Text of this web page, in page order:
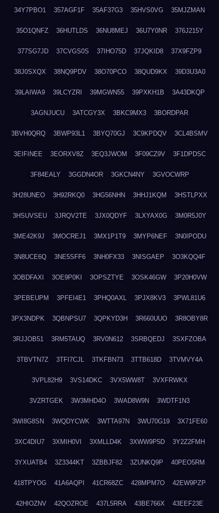
34Y7PBO1 357AGF1F 35AF37G3 35HVS0VG 35MJZMAN
35O1QNFZ 36HUTLDS 36NU8MEJ 36U7Y0NR 376J215Y
377SG7JD 37CVGS0S 37IHO75D 37JQKID8 37X9FZP9
38J0SXQX 38NQ9PDV 38O70PCO 38QUD9KX 39D3U3A0
39LAIWA9 39LCYZRI 39MGWN55 39PXKH1B 3A43DKQP
3AGNJUCU 3ATCGY3X 3BKC9MX3 3BORDPAR
3BVH0QRQ 3BWP93L1 3BYQ70GJ 3C9KPDQV 3CL4BSMV
3EIFINEE 3EORXV8Z 3EQ3JWOM 3F09CZ9V 3F1DPDSC
3F84EALY 3GGDN4OR 3GKCN4NY 3GVOCWRP
3H28UNEO 3H92RKQ0 3HG56NHN 3HHJ1KQM 3HSTLPXX
3HSUVSEU 3JRQV2TE 3JX0QDYF 3LXYAX0G 3M0R5J0Y
3ME42K9J 3MOCREJ1 3MX1P1T9 3MYP6NEF 3N0IPODU
3N8UCE6Q 3NE5SFF6 3NH0FX33 3NISGAEP 3O3KQQ4F
3OBDFAXI 3OE9P0KI 3OPSZTYE 3OSK46GW 3P20H0VW
3PEBEUPM 3PFEI4E1 3PHQ0AXL 3PJX8KV3 3PWL81U6
3PX3NDPK 3QBNPSU7 3QPKYD3H 3R660UUO 3R8OBY8R
3RJJOB51 3RM5TAUQ 3RV0N612 3SRBQEDJ 3SXFZOBA
3TBVTN7Z 3TFI7CJL 3TKFBN73 3TTB618D 3TVMVY4A
3VPL82H9 3VS14DKC 3VX5WW8T 3VXFRWKX
3VZRTGEK 3W3MHD4O 3WAD8W9N 3WDTF1N3
3WI8G8SN 3WQDYCWK 3WTTA97N 3WU70G19 3X71FE60
3XC4DIU7 3XMIH0VI 3XMLLD4K 3XWW9P5D 3Y2Z2FMH
3YXUATB4 3Z3344KT 3ZBBJF82 3ZUNKQ9P 40PEO5RM
418TPYOG 41A6AQPI 41CR68ZC 428MPM7O 42EW9PZP
42HIOZNV 42QOZROE 437L5RRA 43BE766X 43EEF23E